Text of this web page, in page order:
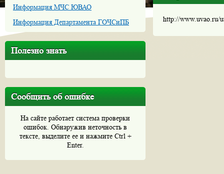
Информация МЧС ЮВАО
Информация Департамента ГОЧСиПБ
Полезно знать
Сообщить об ошибке
На сайте работает система проверки
ошибок. Обнаружив неточность в
тексте, выделите ее и нажмите Ctrl +
Enter.
http://www.uvao.ru/